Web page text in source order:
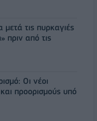
τις πυρκαγιές
πριν από τις
Οι νέοι
προορισμούς υπό